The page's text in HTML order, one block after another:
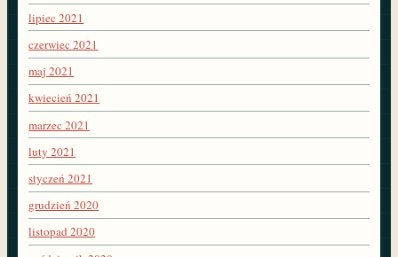
lipiec 2021
czerwiec 2021
maj 2021
kwiecień 2021
marzec 2021
luty 2021
styczeń 2021
grudzień 2020
listopad 2020